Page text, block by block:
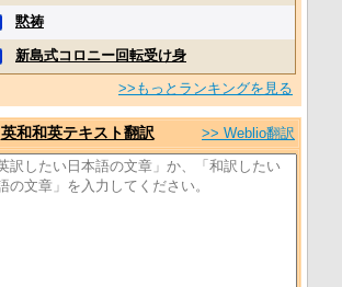
黙祷
新島式コロニー回転受け身
>>もっとランキングを見る
英和和英テキスト翻訳 >> Weblio翻訳